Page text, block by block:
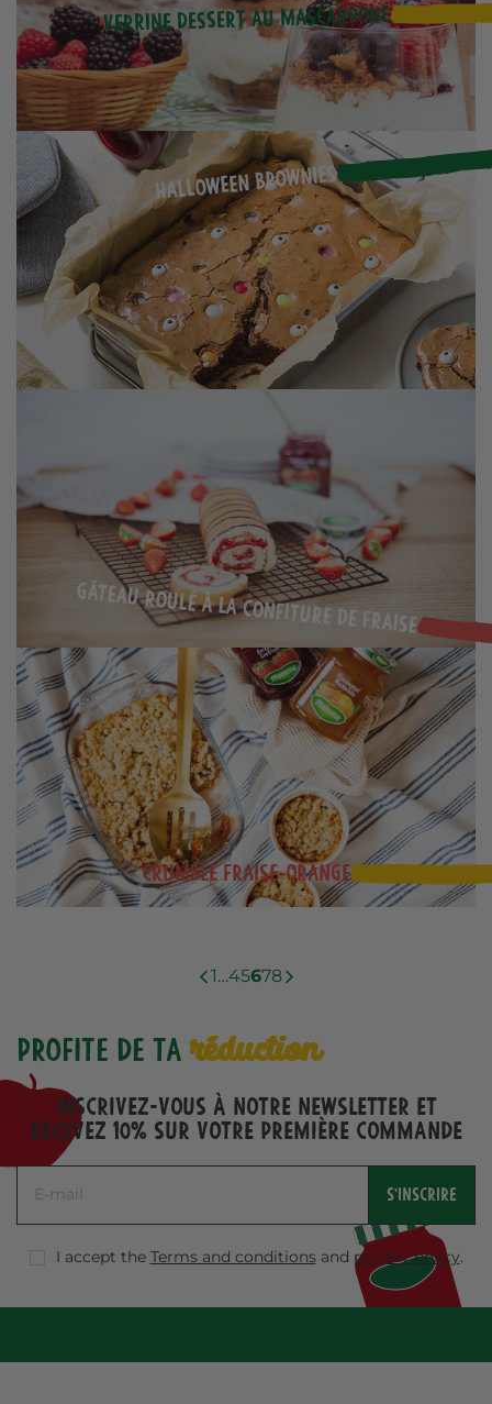
Verrine dessert au mascarpone
Halloween Brownies
Gâteau roulé à la confiture de fraise
Crumble fraise-orange
1…45678
Profite de taréduction
Inscrivez-vous à notre Newsletter et
recevez 10% sur votre première commande
S'INSCRIRE
I accept the Terms and conditionsand privacy policy.